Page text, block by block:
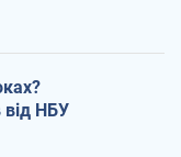
від НБУ